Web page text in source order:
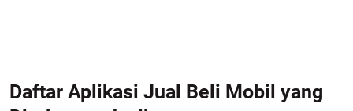
Daftar Aplikasi Jual Beli Mobil yang